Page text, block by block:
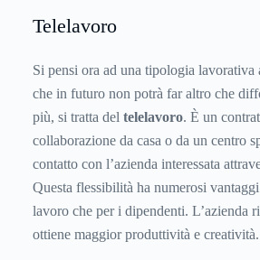
Telelavoro
Si pensi ora ad una tipologia lavorativa
che in futuro non potrà far altro che
più, si tratta del telelavoro. È un
collaborazione da casa o da un centro
contatto con l’azienda interessata
Questa flessibilità ha numerosi
lavoro che per i dipendenti. L’azienda
ottiene maggior produttività e creatività.